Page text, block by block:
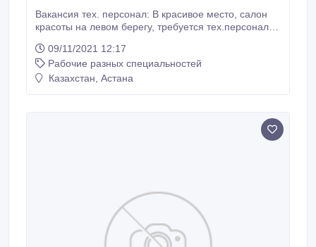
Вакансия тех. персонал: В красивое место, салон
красоты на левом берегу, требуется тех.персонал
Вторник - воскресенье - 9.30 до 20.30 Выходной:
понедельник З/ плата: 155.000. Возможен график: 2
дня рабочих, 2 дня выходных. с 9.30 до 21.
09/11/2021 12:17
Рабочие разных специальностей
Казахстан, Астана